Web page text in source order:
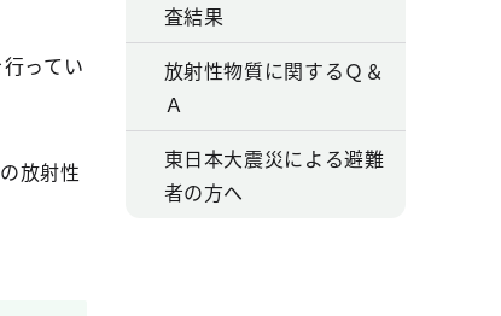
ってい
放射性
査結果
放射性物質に関するＱ＆
Ａ
東日本大震災による避難
者の方へ